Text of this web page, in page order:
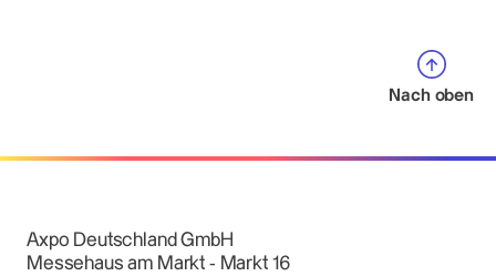
Nach oben
Axpo Deutschland GmbH
Messehaus am Markt - Markt 16